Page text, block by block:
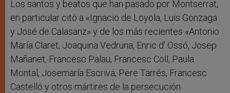
Los santos y beatos que han pasado por Montserrat,
en particular citó a «Ignacio de Loyola, Luis Gonzaga
y José de Calasanz» y de los más recientes «Antonio
María Claret, Joaquina Vedruna, Enric d’ Ossó, Josep
Mañanet, Francesc Palau, Francesc Coll, Paula
Montal, Josemaría Escrivá, Pere Tarrés, Francesc
Castelló y otros mártires de la persecución